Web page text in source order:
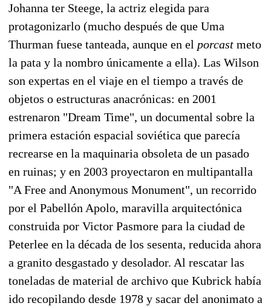
Johanna ter Steege, la actriz elegida para
protagonizarlo (mucho después de que Uma
Thurman fuese tanteada, aunque en el porcast meto
la pata y la nombro únicamente a ella). Las Wilson
son expertas en el viaje en el tiempo a través de
objetos o estructuras anacrónicas: en 2001
estrenaron "Dream Time", un documental sobre la
primera estación espacial soviética que parecía
recrearse en la maquinaria obsoleta de un pasado
en ruinas; y en 2003 proyectaron en multipantalla
"A Free and Anonymous Monument", un recorrido
por el Pabellón Apolo, maravilla arquitectónica
construida por Victor Pasmore para la ciudad de
Peterlee en la década de los sesenta, reducida ahora
a granito desgastado y desolador. Al rescatar las
toneladas de material de archivo que Kubrick había
ido recopilando desde 1978 y sacar del anonimato a